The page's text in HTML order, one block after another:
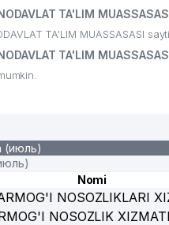
SERVICES MChJ
VA ISHLAB CHIQARISH
KORXONASI
TA'LIM
TA'LIM MUASSASASI
TA'LIM
(июль)
Nomi
NOSOZLIKLARI
NOSOZLIK XIZMATI